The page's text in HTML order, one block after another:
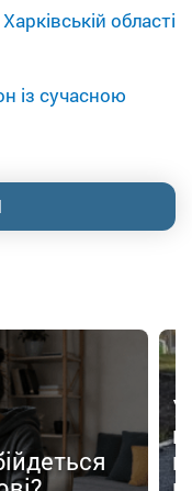
області
із сучасною